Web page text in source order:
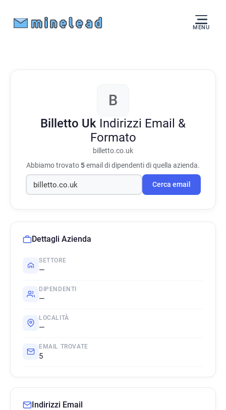
MENU
B
Billetto Uk Indirizzi Email &
Formato
billetto.co.uk
Abbiamo trovato5email di dipendenti di quella azienda.
Cerca email
Dettagli Azienda
SETTORE
—
DIPENDENTI
—
LOCALITÀ
—
EMAIL TROVATE
5
Indirizzi Email